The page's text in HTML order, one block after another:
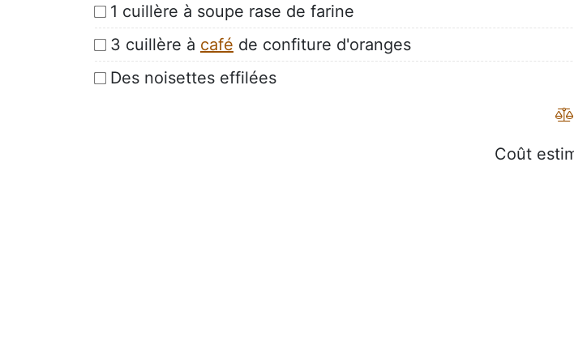
1 cuillère à soupe rase de farine
3 cuillère à café de confiture d'oranges
Des noisettes effilées
Coût